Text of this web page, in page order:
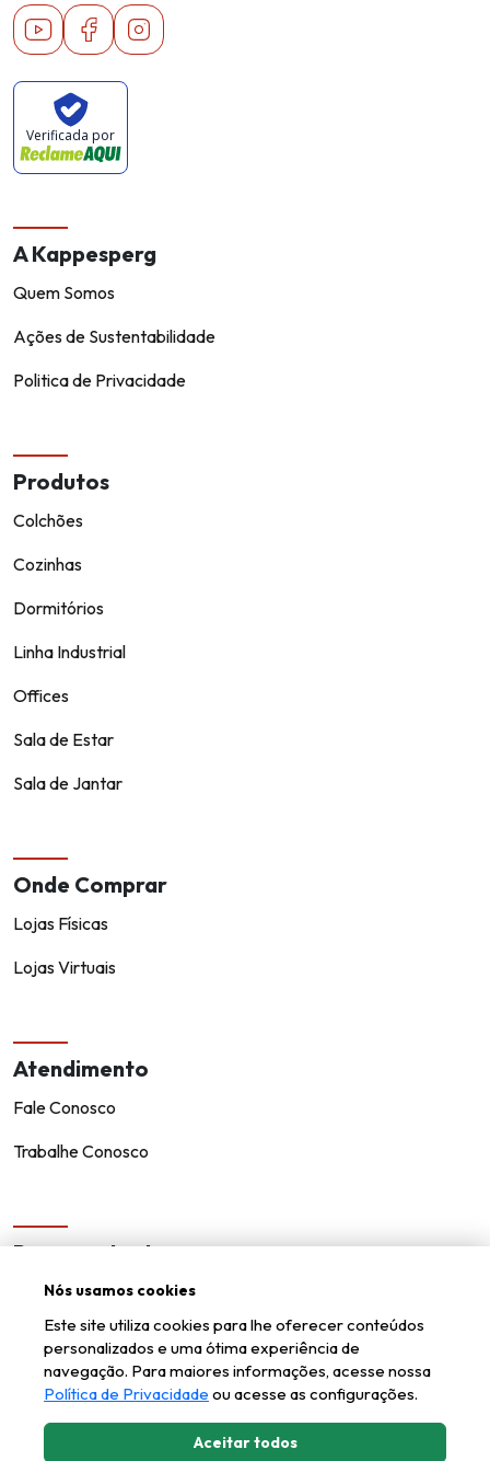
YoutubeFacebookInstagram
Verificada por
A Kappesperg
Quem Somos
Ações de Sustentabilidade
Politica de Privacidade
Produtos
Colchões
Cozinhas
Dormitórios
Linha Industrial
Offices
Sala de Estar
Sala de Jantar
Onde Comprar
Lojas Físicas
Lojas Virtuais
Atendimento
Fale Conosco
Trabalhe Conosco
Representantes
Encontre um representante!
Seja um representante
Nós usamos cookies
Este site utiliza cookies para lhe oferecer conteúdos
personalizados e uma ótima experiência de
navegação. Para maiores informações, acesse nossa
Política de Privacidade ou acesse as configurações.
Aceitar todos